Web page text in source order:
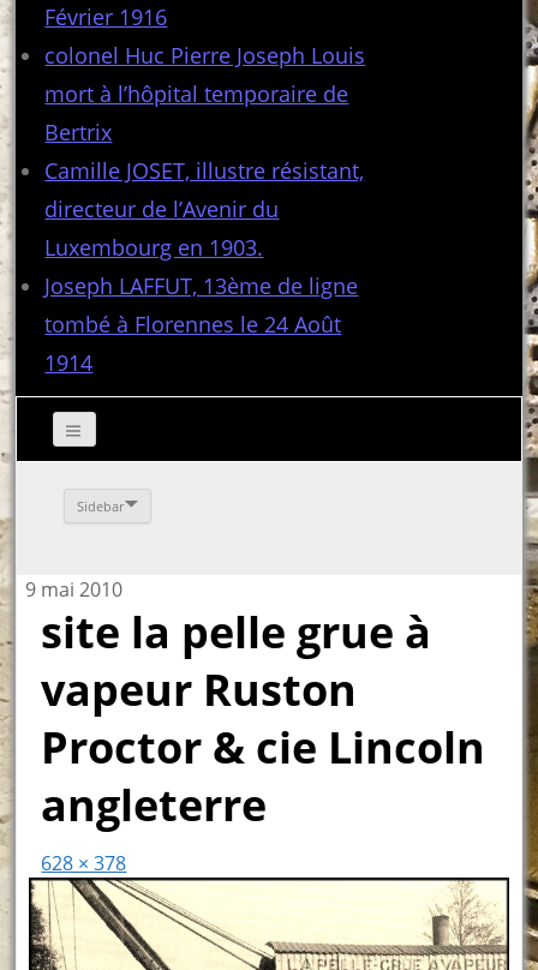
Février 1916
colonel Huc Pierre Joseph Louis
mort à l’hôpital temporaire de
Bertrix
Camille JOSET, illustre résistant,
directeur de l’Avenir du
Luxembourg en 1903.
Joseph LAFFUT, 13ème de ligne
tombé à Florennes le 24 Août
1914
Sidebar
9 mai 2010
site la pelle grue à
vapeur Ruston
Proctor & cie Lincoln
angleterre
628 × 378